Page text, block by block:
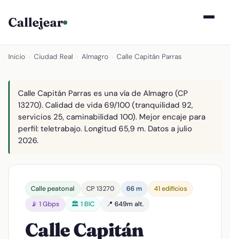
Callejear
Inicio Ciudad Real Almagro Calle Capitán Parras
Calle Capitán Parras es una vía de Almagro (CP
13270). Calidad de vida 69/100 (tranquilidad 92,
servicios 25, caminabilidad 100). Mejor encaje para
perfil: teletrabajo. Longitud 65,9 m. Datos a julio
2026.
Calle peatonal CP 13270 66 m
41 edificios
📡 1 Gbps
🏛️ 1 BIC 📍 649m alt.
Calle Capitán